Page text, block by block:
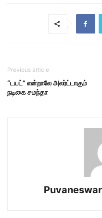
Previous article
“டயட்” என்றாலே அலர்ட்டாகும்
நடிகை சமந்தா